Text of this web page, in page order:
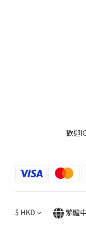
歡迎
$ HKD 繁體